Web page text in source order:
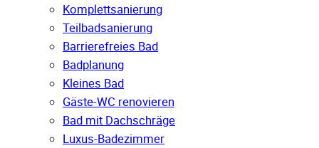
Komplettsanierung
Teilbadsanierung
Barrierefreies Bad
Badplanung
Kleines Bad
Gäste-WC renovieren
Bad mit Dachschräge
Luxus-Badezimmer